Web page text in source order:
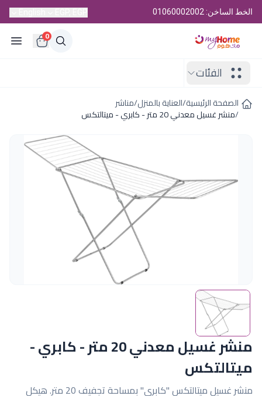
الخط الساخن: 01060002002
0
الفئات
الصفحة الرئيسية/العناية بالمنزل/مناشر
/منشر غسيل معدني 20 متر - كابري - ميتالتكس
منشر غسيل معدني 20 متر - كابري -
ميتالتكس
منشر غسيل ميتالتكس "كابري" بمساحة تجفيف 20 متر. هيكل